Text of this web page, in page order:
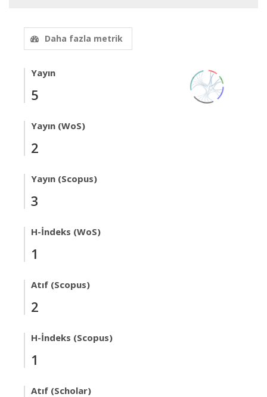
Daha fazla metrik
Yayın
5
Yayın (WoS)
2
Yayın (Scopus)
3
H-İndeks (WoS)
1
Atıf (Scopus)
2
H-İndeks (Scopus)
1
Atıf (Scholar)